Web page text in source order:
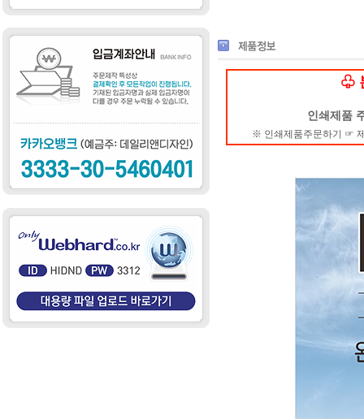
♧
인쇄제품
※ 인쇄제품주문하기 ☞